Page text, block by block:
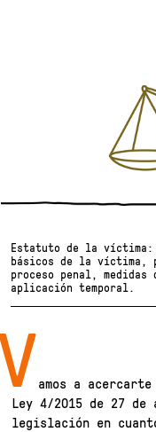
Estatuto de la víctima:
básicos de la
proceso penal,
aplicación temporal.
amos a
Ley 4/2015 de 27
legislación en